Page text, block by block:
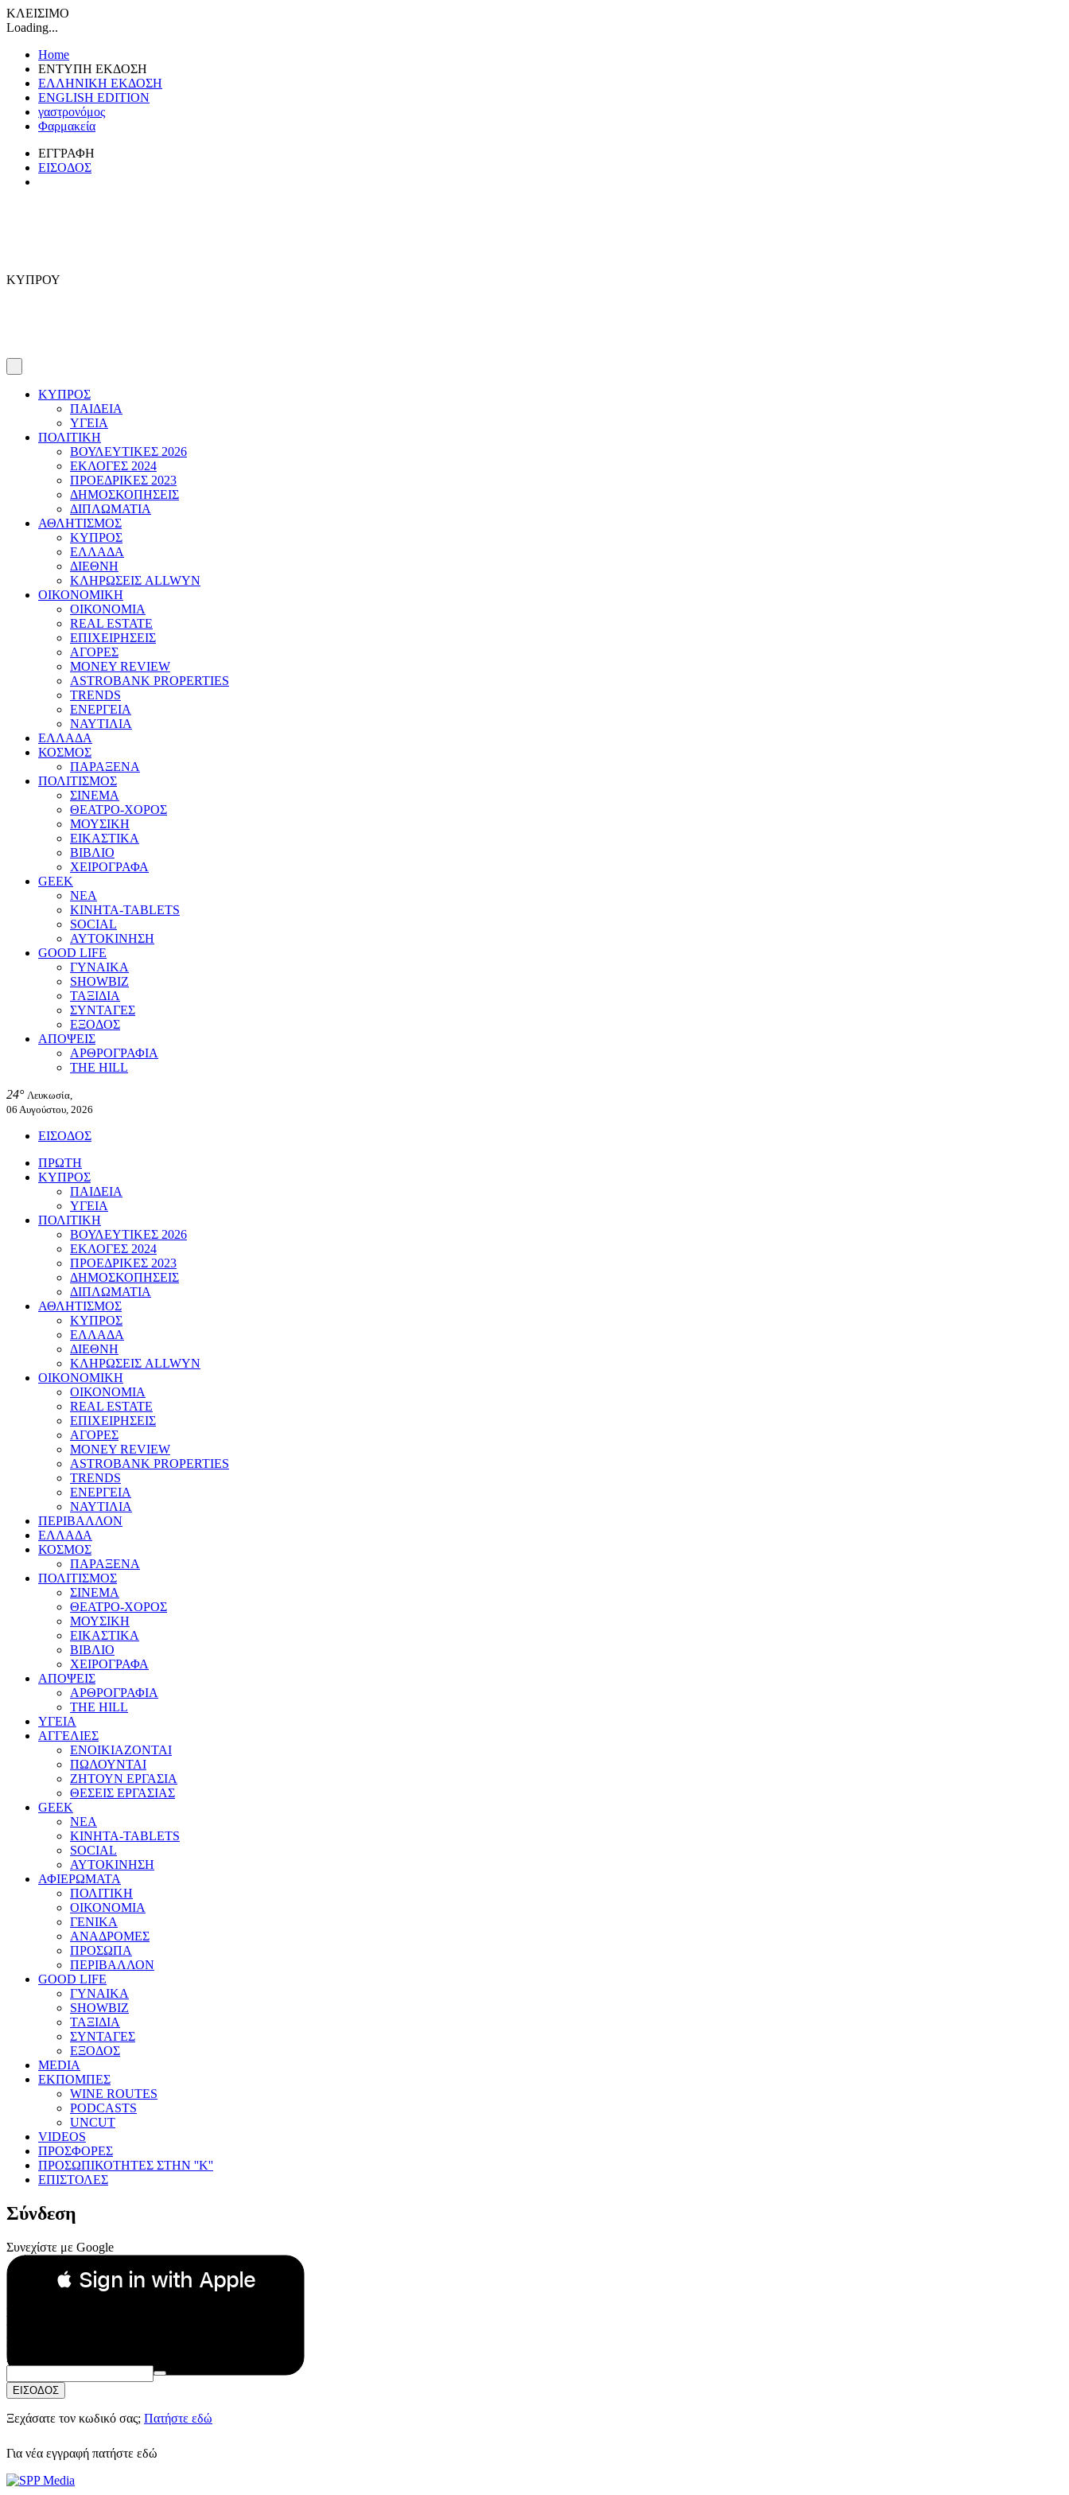
ΚΛΕΙΣΙΜΟ
Loading...
Home
ΕΝΤΥΠΗ ΕΚΔΟΣΗ
ΕΛΛΗΝΙΚΗ ΕΚΔΟΣΗ
ENGLISH EDITION
γαστρονόμος
Φαρμακεία
ΕΓΓΡΑΦΗ
ΕΙΣΟΔΟΣ
ΚΥΠΡΟΥ
ΚΥΠΡΟΣ
ΠΑΙΔΕΙΑ
ΥΓΕΙΑ
ΠΟΛΙΤΙΚΗ
ΒΟΥΛΕΥΤΙΚΕΣ 2026
ΕΚΛΟΓΕΣ 2024
ΠΡΟΕΔΡΙΚΕΣ 2023
ΔΗΜΟΣΚΟΠΗΣΕΙΣ
ΔΙΠΛΩΜΑΤΙΑ
ΑΘΛΗΤΙΣΜΟΣ
ΚΥΠΡΟΣ
ΕΛΛΑΔΑ
ΔΙΕΘΝΗ
ΚΛΗΡΩΣΕΙΣ ALLWYN
ΟΙΚΟΝΟΜΙΚΗ
ΟΙΚΟΝΟΜΙΑ
REAL ESTATE
ΕΠΙΧΕΙΡΗΣΕΙΣ
ΑΓΟΡΕΣ
MONEY REVIEW
ASTROBANK PROPERTIES
TRENDS
ΕΝΕΡΓΕΙΑ
ΝΑΥΤΙΛΙΑ
ΕΛΛΑΔΑ
ΚΟΣΜΟΣ
ΠΑΡΑΞΕΝΑ
ΠΟΛΙΤΙΣΜΟΣ
ΣΙΝΕΜΑ
ΘΕΑΤΡΟ-ΧΟΡΟΣ
ΜΟΥΣΙΚΗ
ΕΙΚΑΣΤΙΚΑ
ΒΙΒΛΙΟ
ΧΕΙΡΟΓΡΑΦΑ
GEEK
ΝΕΑ
ΚΙΝΗΤΑ-TABLETS
SOCIAL
ΑΥΤΟΚΙΝΗΣΗ
GOOD LIFE
ΓΥΝΑΙΚΑ
SHOWBIZ
ΤΑΞΙΔΙΑ
ΣΥΝΤΑΓΕΣ
ΕΞΟΔΟΣ
ΑΠΟΨΕΙΣ
ΑΡΘΡΟΓΡΑΦΙΑ
THE HILL
24° Λευκωσία,
06 Αυγούστου, 2026
ΕΙΣΟΔΟΣ
ΠΡΩΤΗ
ΚΥΠΡΟΣ
ΠΑΙΔΕΙΑ
ΥΓΕΙΑ
ΠΟΛΙΤΙΚΗ
ΒΟΥΛΕΥΤΙΚΕΣ 2026
ΕΚΛΟΓΕΣ 2024
ΠΡΟΕΔΡΙΚΕΣ 2023
ΔΗΜΟΣΚΟΠΗΣΕΙΣ
ΔΙΠΛΩΜΑΤΙΑ
ΑΘΛΗΤΙΣΜΟΣ
ΚΥΠΡΟΣ
ΕΛΛΑΔΑ
ΔΙΕΘΝΗ
ΚΛΗΡΩΣΕΙΣ ALLWYN
ΟΙΚΟΝΟΜΙΚΗ
ΟΙΚΟΝΟΜΙΑ
REAL ESTATE
ΕΠΙΧΕΙΡΗΣΕΙΣ
ΑΓΟΡΕΣ
MONEY REVIEW
ASTROBANK PROPERTIES
TRENDS
ΕΝΕΡΓΕΙΑ
ΝΑΥΤΙΛΙΑ
ΠΕΡΙΒΑΛΛΟΝ
ΕΛΛΑΔΑ
ΚΟΣΜΟΣ
ΠΑΡΑΞΕΝΑ
ΠΟΛΙΤΙΣΜΟΣ
ΣΙΝΕΜΑ
ΘΕΑΤΡΟ-ΧΟΡΟΣ
ΜΟΥΣΙΚΗ
ΕΙΚΑΣΤΙΚΑ
ΒΙΒΛΙΟ
ΧΕΙΡΟΓΡΑΦΑ
ΑΠΟΨΕΙΣ
ΑΡΘΡΟΓΡΑΦΙΑ
THE HILL
ΥΓΕΙΑ
ΑΓΓΕΛΙΕΣ
ΕΝΟΙΚΙΑΖΟΝΤΑΙ
ΠΩΛΟΥΝΤΑΙ
ΖΗΤΟΥΝ ΕΡΓΑΣΙΑ
ΘΕΣΕΙΣ ΕΡΓΑΣΙΑΣ
GEEK
ΝΕΑ
ΚΙΝΗΤΑ-TABLETS
SOCIAL
ΑΥΤΟΚΙΝΗΣΗ
ΑΦΙΕΡΩΜΑΤΑ
ΠΟΛΙΤΙΚΗ
ΟΙΚΟΝΟΜΙΑ
ΓΕΝΙΚΑ
ΑΝΑΔΡΟΜΕΣ
ΠΡΟΣΩΠΑ
ΠΕΡΙΒΑΛΛΟΝ
GOOD LIFE
ΓΥΝΑΙΚΑ
SHOWBIZ
ΤΑΞΙΔΙΑ
ΣΥΝΤΑΓΕΣ
ΕΞΟΔΟΣ
MEDIA
ΕΚΠΟΜΠΕΣ
WINE ROUTES
PODCASTS
UNCUT
VIDEOS
ΠΡΟΣΦΟΡΕΣ
ΠΡΟΣΩΠΙΚΟΤΗΤΕΣ ΣΤΗΝ ''Κ''
ΕΠΙΣΤΟΛΕΣ
Σύνδεση
Συνεχίστε με Google
 Sign in with Apple
Συνεχίστε με Apple
ή
Email:
Κωδικός Πρόσβασης:
ΕΙΣΟΔΟΣ
Ξεχάσατε τον κωδικό σας; Πατήστε εδώ
Για νέα εγγραφή πατήστε εδώ